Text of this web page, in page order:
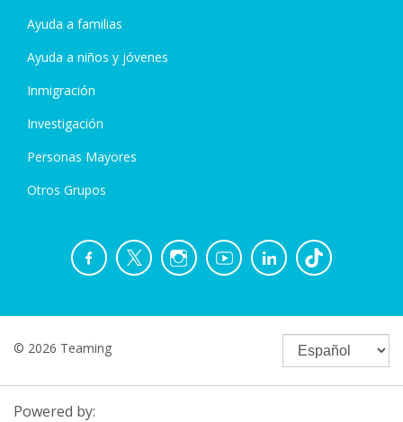
Ayuda a familias
Ayuda a niños y jóvenes
Inmigración
Investigación
Personas Mayores
Otros Grupos
© 2026 Teaming
Powered by: